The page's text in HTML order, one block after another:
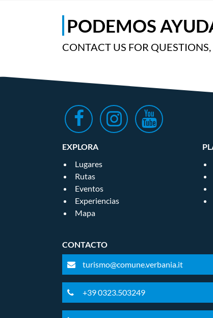
PODEMOS
CONTACT US FOR
EXPLORA
Lugares
Rutas
Eventos
Experiencias
Mapa
CONTACTO
turismo@comune.verbania.it
+39 0323.503249